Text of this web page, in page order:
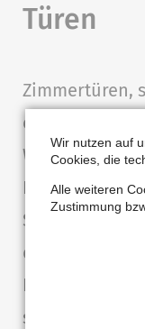
Türen
Zimmertüren,
Das
Stabilität,
den
Beim
spürbar.
Wir nutzen auf
Cookies, die
Alle weiteren
Zustimmung